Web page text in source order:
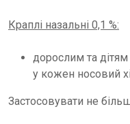
Краплі назальні 0,1 %:
дорослим та
у кожен носовий
Застосовувати не